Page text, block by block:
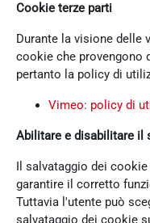
Cookie terze parti
Durante la visione delle
cookie che provengono
pertanto la policy di
Vimeo: policy di
Abilitare e disabilitare il
Il salvataggio dei
garantire il corretto
Tuttavia l'utente può
salvataggio dei cookie